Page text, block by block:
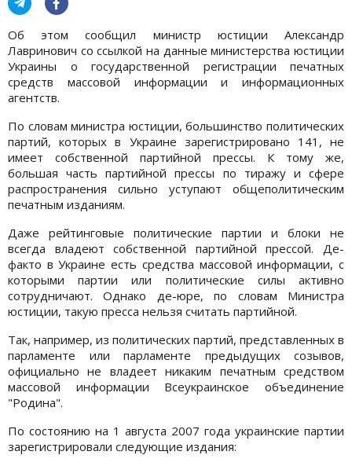
Об этом сообщил министр юстиции Александр
Лавринович со ссылкой на данные министерства юстиции
Украины о государственной регистрации печатных
средств массовой информации и информационных
агентств.
По словам министра юстиции, большинство политических
партий, которых в Украине зарегистрировано 141, не
имеет собственной партийной прессы. К тому же,
большая часть партийной прессы по тиражу и сфере
распространения сильно уступают общеполитическим
печатным изданиям.
Даже рейтинговые политические партии и блоки не
всегда владеют собственной партийной прессой. Де-
факто в Украине есть средства массовой информации, с
которыми партии или политические силы активно
сотрудничают. Однако де-юре, по словам Министра
юстиции, такую пресса нельзя считать партийной.
Так, например, из политических партий, представленных в
парламенте или парламенте предыдущих созывов,
официально не владеет никаким печатным средством
массовой информации Всеукраинское объединение
"Родина".
По состоянию на 1 августа 2007 года украинские партии
зарегистрировали следующие издания: